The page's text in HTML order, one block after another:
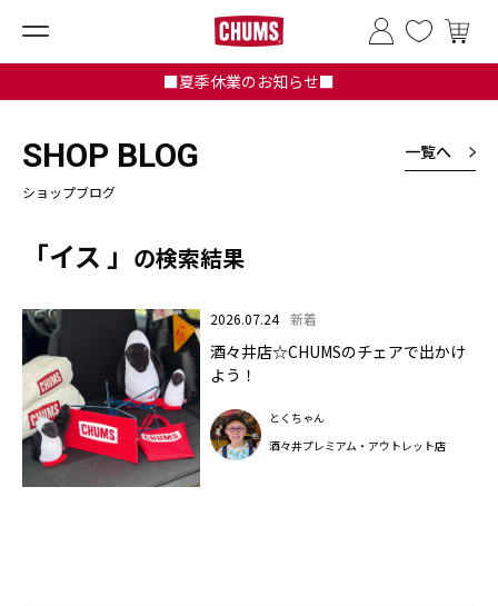
■夏季休業のお知らせ■
SHOP BLOG
ショップブログ
一覧へ
「イス 」 の検索結果
2026.07.24 新着
酒々井店☆CHUMSのチェアで出かけ
よう！
とくちゃん
酒々井プレミアム・アウトレット店